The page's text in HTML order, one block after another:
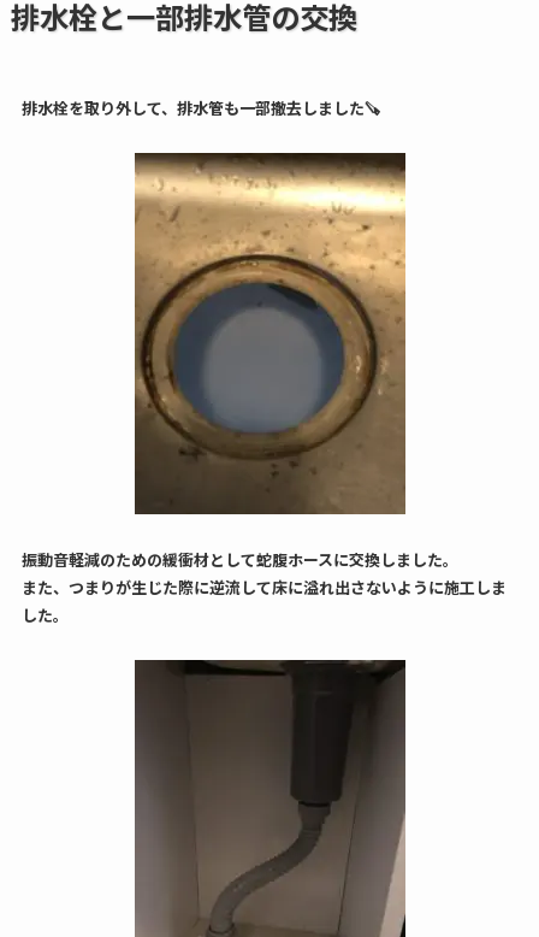
排水栓と一部排水管の交換
排水栓を取り外して、排水管も一部撤去しました🪚
振動音軽減のための緩衝材として蛇腹ホースに交換しました。
また、つまりが生じた際に逆流して床に溢れ出さないように施工しま
した。